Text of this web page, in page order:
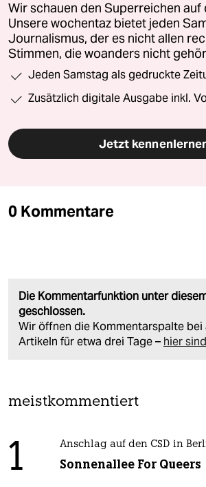
Wir schauen den Superreichen auf
Unsere wochentaz bietet jeden
Journalismus, der es nicht allen
Stimmen, die woanders nicht
Jeden Samstag als gedruckte
Zusätzlich digitale Ausgabe inkl.
Jetzt
0 Kommentare
Die Kommentarfunktion unter
geschlossen.
Wir öffnen die Kommentarspalte bei
Artikeln für etwa drei Tage – hier
meistkommentiert
1 Anschlag auf den CSD in
Sonnenallee For Queers